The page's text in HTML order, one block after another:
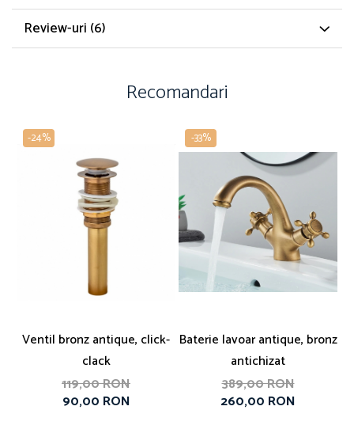
Review-uri (6)
Recomandari
-24%
Ventil bronz antique, click-
clack
119,00 RON
90,00 RON
-33%
Baterie lavoar antique, bronz
antichizat
389,00 RON
260,00 RON